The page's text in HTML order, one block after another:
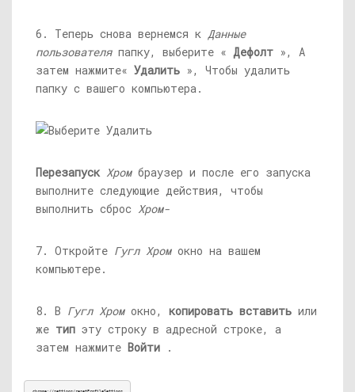
6. Теперь снова вернемся к Данные
пользователяпапку, выберите « Дефолт », А
затем нажмите« Удалить », Чтобы удалить
папку с вашего компьютера.
Перезапуск Хромбраузер и после его запуска
выполните следующие действия, чтобы
выполнить сброс Хром-
7. Откройте Гугл Хромокно на вашем
компьютере.
8. В Гугл Хромокно, копировать вставить или
же тип эту строку в адресной строке, а
затем нажмите Войти .
chrome://settings/resetProfileSettings